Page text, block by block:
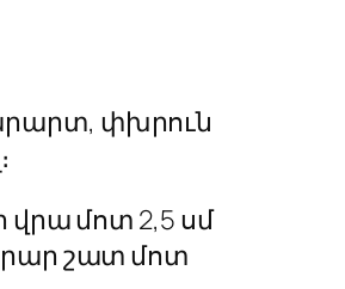
փխրուն
վրա մոտ 2,5 սմ
շատ մոտ